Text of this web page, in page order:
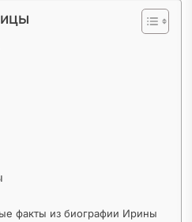
факты из биографии Ирины